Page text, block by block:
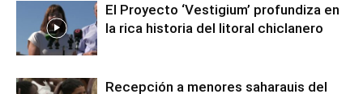
El Proyecto ‘Vestigium’ profundiza en
la rica historia del litoral chiclanero
Recepción a menores saharauis del